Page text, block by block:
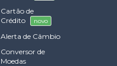
Cartão de
Crédito
novo
Alerta de Câmbio
Conversor de
Moedas